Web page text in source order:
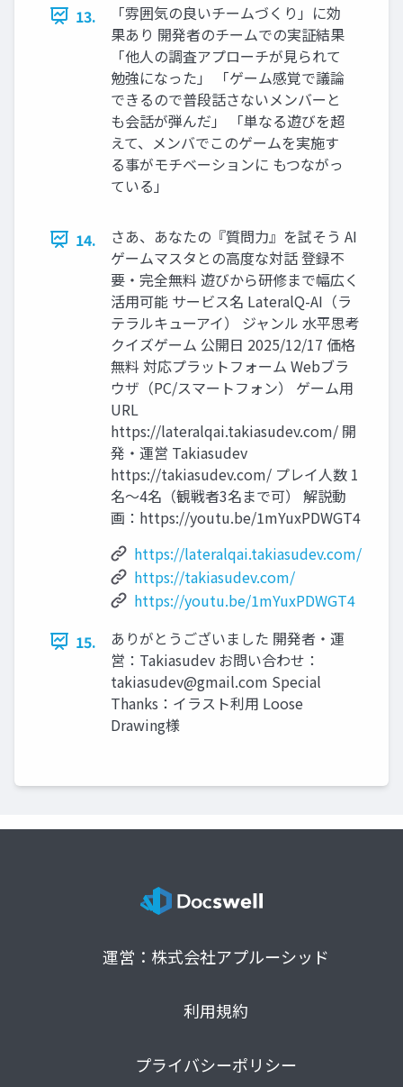
13.
「雰囲気の良いチームづくり」に効
果あり 開発者のチームでの実証結果
「他人の調査アプローチが見られて
勉強になった」 「ゲーム感覚で議論
できるので普段話さないメンバーと
も会話が弾んだ」 「単なる遊びを超
えて、メンバでこのゲームを実施す
る事がモチベーションに もつながっ
ている」
14.
さあ、あなたの『質問力』を試そう AI
ゲームマスタとの高度な対話 登録不
要・完全無料 遊びから研修まで幅広く
活用可能 サービス名 LateralQ-AI（ラ
テラルキューアイ） ジャンル 水平思考
クイズゲーム 公開日 2025/12/17 価格
無料 対応プラットフォーム Webブラ
ウザ（PC/スマートフォン） ゲーム用
URL
https://lateralqai.takiasudev.com/ 開
発・運営 Takiasudev
https://takiasudev.com/ プレイ人数 1
名～4名（観戦者3名まで可） 解説動
画：https://youtu.be/1mYuxPDWGT4
https://lateralqai.takiasudev.com/
https://takiasudev.com/
https://youtu.be/1mYuxPDWGT4
15.
ありがとうございました 開発者・運
営：Takiasudev お問い合わせ：
takiasudev@gmail.com Special
Thanks：イラスト利用 Loose
Drawing様
運営：株式会社アプルーシッド
利用規約
プライバシーポリシー